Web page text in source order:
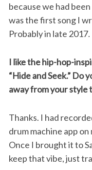
because we had
was the first song I
Probably in late 2017.
I like the hip-hop-
“Hide and Seek.” Do
away from your style
Thanks. I had
drum machine app
Once I brought it to
keep that vibe, just